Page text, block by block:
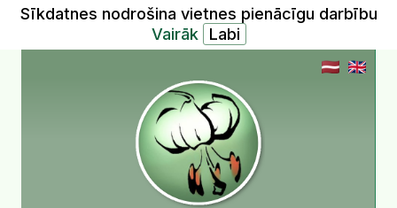
Sīkdatnes nodrošina vietnes pienācīgu darbību
Vairāk